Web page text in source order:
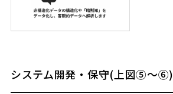
システム開発・保守(上図⑤～⑥)